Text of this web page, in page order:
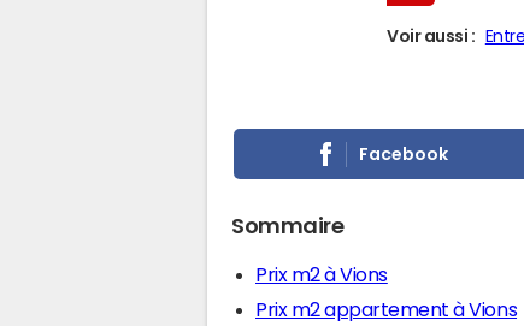
Voir aussi :
Facebook
Sommaire
Prix m2 à Vions
Prix m2 appartement à Vions